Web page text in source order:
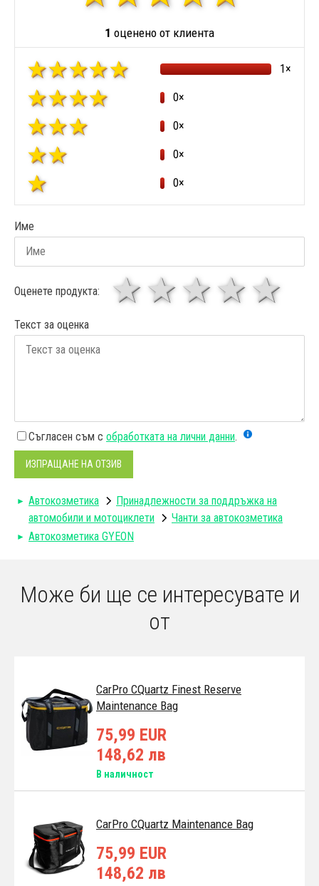
1 оценено от клиента
1×
0×
0×
0×
0×
Име
Оценете продукта: 4
3
звезди
1 звезда
Текст за оценка
Съгласен съм с обработката на лични данни.
ИЗПРАЩАНЕ НА ОТЗИВ
Автокозметика
Принадлежности за поддръжка на
автомобили и мотоциклети
Чанти за автокозметика
Автокозметика GYEON
Може би ще се интересувате и
от
CarPro CQuartz Finest Reserve
Maintenance Bag
75,99 EUR
148,62 лв
В наличност
CarPro CQuartz Maintenance Bag
75,99 EUR
148,62 лв